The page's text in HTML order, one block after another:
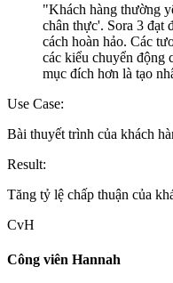
"Khách hàng thường
chân thực'. Sora 3 đạt
cách hoàn hảo. Các
các kiểu chuyển động
mục đích hơn là tạo
Use Case:
Bài thuyết trình của khách
Result:
Tăng tỷ lệ chấp thuận của
CvH
Công viên Hannah